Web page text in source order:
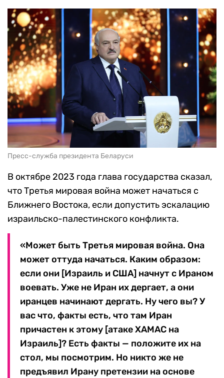
Пресс-служба президента Беларуси
В октябре 2023 года глава государства сказал,
что Третья мировая война может начаться с
Ближнего Востока, если допустить эскалацию
израильско-палестинского конфликта.
«Может быть Третья мировая война. Она
может оттуда начаться. Каким образом:
если они [Израиль и США] начнут с Ираном
воевать. Уже не Иран их дергает, а они
иранцев начинают дергать. Ну чего вы? У
вас что, факты есть, что там Иран
причастен к этому [атаке ХАМАС на
Израиль]? Есть факты — положите их на
стол, мы посмотрим. Но никто же не
предъявил Ирану претензии на основе